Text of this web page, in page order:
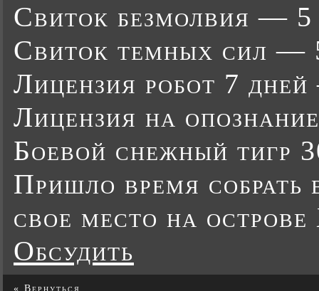
Свиток безмолвия — 5
Свиток темных сил —
Лицензия робот 7
Лицензия на
Боевой снежный тигр
Пришло время собрать
свое место на
Обсудить
« Вернуться